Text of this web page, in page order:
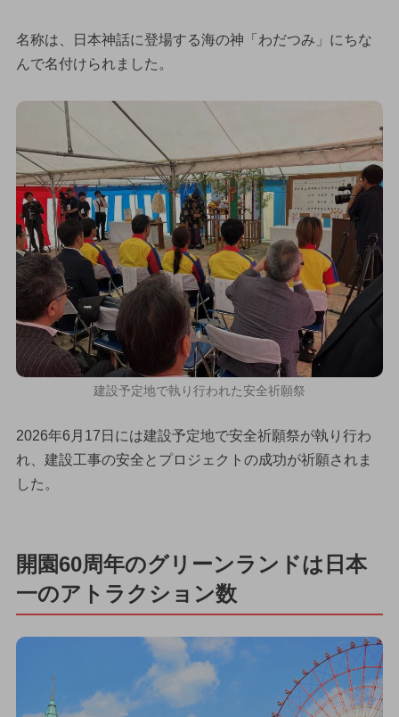
名称は、日本神話に登場する海の神「わだつみ」にちな
んで名付けられました。
建設予定地で執り行われた安全祈願祭
2026年6月17日には建設予定地で安全祈願祭が執り行わ
れ、建設工事の安全とプロジェクトの成功が祈願されま
した。
開園60周年のグリーンランドは日本
一のアトラクション数